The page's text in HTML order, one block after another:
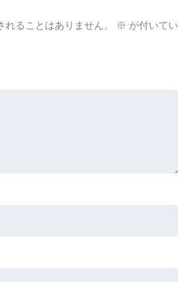
れることはありません。 ※ が付いてい